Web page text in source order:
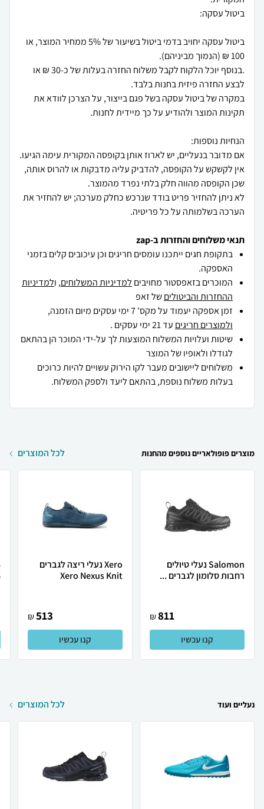
ביטול עסקה יחויב בדמי ביטול בשיעור של 5% ממחיר המוצר, או
.בנוסף יוכל הלקוח לקבל משלוח החזרה בעלות של כ-30 ₪ או
במקרה של ביטול עסקה בשל פגם בייצור, על הצרכן לוודא את
אם מדובר בנעליים, יש לארוז אותן בקופסה המקורית עימה הגיעו.
אין לקשקש על הקופסה, להדביק עליה מדבקות או להרוס אותה,
לא ניתן להחזיר פריט בודד שנרכש כחלק מערכה; יש להחזיר את
הערכה בשלמותה על כל פריטיה.
תנאי משלוחים והחזרות ב-zap
בתקופת חגים ייתכנו עומסים חריגים וכן עיכובים קלים בזמני
האספקה.
המוכרים בזאפסטור מחויבים למדיניות המשלוחים, ולמדיניות
ההחזרות והביטוליםשל זאפ
זמן אספקה יעמוד על מקס' 7 ימי עסקים מיום הזמנה,
ולמוצרים חריגים עד 21 ימי עסקים .
שיטות ועלויות המשלוח המוצעות לך על-ידי המוכר הן בהתאם
לגודלו ולאופיו של המוצר
משלוחים ליישובים מעבר לקו הירוק עשויים להיות כרוכים
בעלות משלוח נוספת, בהתאם ליעד ולספק המשלוח.
מוצרים פופולאריים נוספים מהחנות לכל המוצרים
Salomon נעלי טיולים
רחבות סלומון לגברים ...
811
₪
קנו עכשיו
Xero נעלי ריצה לגברים
Xero Nexus Knit
513
₪
קנו עכשיו
נעליים ועוד לכל המוצרים